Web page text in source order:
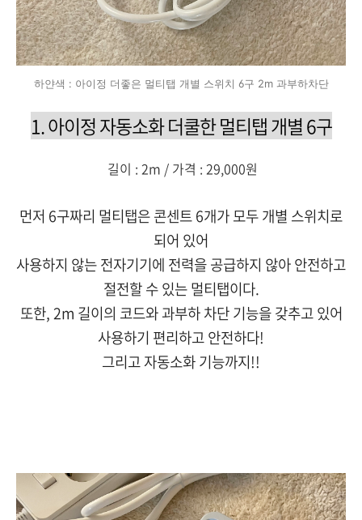
하얀색 : 아이정 더좋은 멀티탭 개별 스위치 6구 2m 과부하차단
1. 아이정자동소화 더쿨한 멀티탭 개별 6구
길이 : 2m / 가격 : 29,000원
먼저 6구짜리 멀티탭은 콘센트 6개가 모두 개별 스위치로
되어 있어
사용하지 않는 전자기기에 전력을 공급하지 않아 안전하고
절전할 수 있는 멀티탭이다.
또한, 2m 길이의 코드와 과부하 차단 기능을 갖추고 있어
사용하기 편리하고 안전하다!
그리고 자동소화 기능까지!!